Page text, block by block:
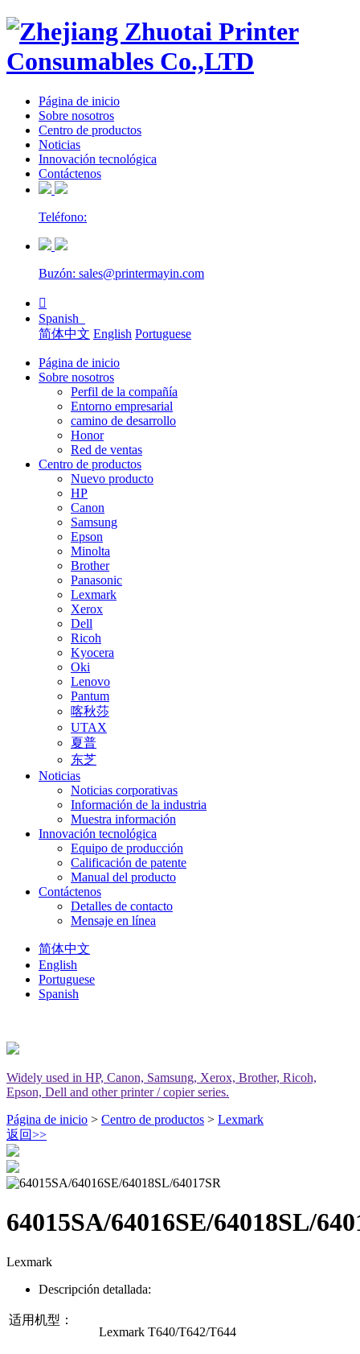
Página de inicio
Sobre nosotros
Centro de productos
Noticias
Innovación tecnológica
Contáctenos
Teléfono:
Buzón: sales@printermayin.com

Spanish
简体中文 English Portuguese
Página de inicio
Sobre nosotros
Perfil de la compañía
Entorno empresarial
camino de desarrollo
Honor
Red de ventas
Centro de productos
Nuevo producto
HP
Canon
Samsung
Epson
Minolta
Brother
Panasonic
Lexmark
Xerox
Dell
Ricoh
Kyocera
Oki
Lenovo
Pantum
喀秋莎
UTAX
夏普
东芝
Noticias
Noticias corporativas
Información de la industria
Muestra información
Innovación tecnológica
Equipo de producción
Calificación de patente
Manual del producto
Contáctenos
Detalles de contacto
Mensaje en línea
简体中文
English
Portuguese
Spanish
Widely used in HP, Canon, Samsung, Xerox, Brother, Ricoh,
Epson, Dell and other printer / copier series.
Página de inicio > Centro de productos > Lexmark
返回>>
64015SA/64016SE/64018SL/
Lexmark
Descripción detallada:
适用机型：
Lexmark T640/T642/T644